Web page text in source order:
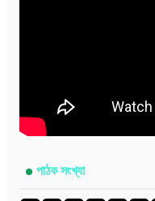
পাঠক সংখ্যা